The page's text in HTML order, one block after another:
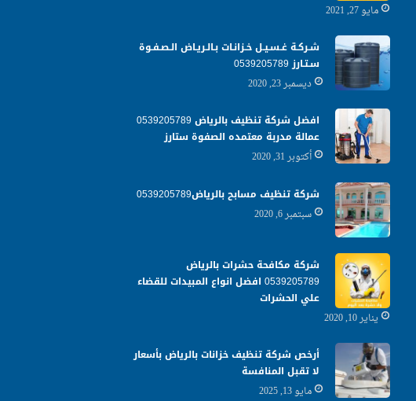
مايو 27, 2021
شـركـة غـسـيـل خـزانـات بـالـريـاض الـصـفـوة
سـتـارز 0539205789
ديسمبر 23, 2020
افضل شركة تنظيف بالرياض 0539205789
عمالة مدربة معتمده الصفوة ستارز
أكتوبر 31, 2020
شركة تنظيف مسابح بالرياض0539205789
سبتمبر 6, 2020
شركة مكافحة حشرات بالرياض
0539205789 افضل انواع المبيدات للقضاء
علي الحشرات
يناير 10, 2020
أرخص شركة تنظيف خزانات بالرياض بأسعار
لا تقبل المنافسة
مايو 13, 2025